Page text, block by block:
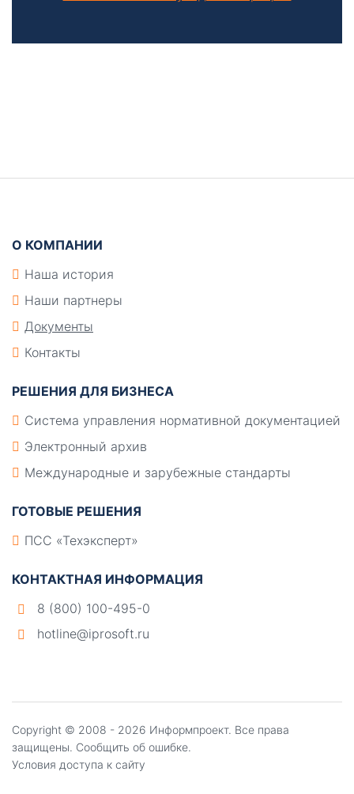
О КОМПАНИИ
Наша история
Наши партнеры
Документы
Контакты
РЕШЕНИЯ ДЛЯ БИЗНЕСА
Система управления нормативной документацией
Электронный архив
Международные и зарубежные стандарты
ГОТОВЫЕ РЕШЕНИЯ
ПСС «Техэксперт»
КОНТАКТНАЯ ИНФОРМАЦИЯ
8 (800) 100-495-0
hotline@iprosoft.ru
Copyright © 2008 - 2026 Информпроект. Все права
защищены. Сообщить об ошибке.
Условия доступа к сайту